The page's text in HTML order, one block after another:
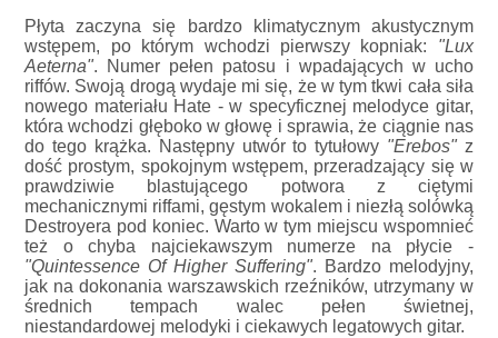
Płyta zaczyna się bardzo klimatycznym akustycznym
wstępem, po którym wchodzi pierwszy kopniak: "Lux
Aeterna". Numer pełen patosu i wpadających w ucho
riffów. Swoją drogą wydaje mi się, że w tym tkwi cała siła
nowego materiału Hate - w specyficznej melodyce gitar,
która wchodzi głęboko w głowę i sprawia, że ciągnie nas
do tego krążka. Następny utwór to tytułowy "Erebos"z
dość prostym, spokojnym wstępem, przeradzający się w
prawdziwie blastującego potwora z ciętymi
mechanicznymi riffami, gęstym wokalem i niezłą solówką
Destroyera pod koniec. Warto w tym miejscu wspomnieć
też o chyba najciekawszym numerze na płycie -
"Quintessence Of Higher Suffering". Bardzo melodyjny,
jak na dokonania warszawskich rzeźników, utrzymany w
średnich tempach walec pełen świetnej,
niestandardowej melodyki i ciekawych legatowych gitar.